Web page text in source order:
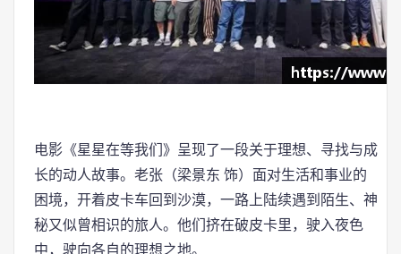
电影《星星在等我们》呈现了一段关于理想、寻找与成
长的动人故事。老张（梁景东 饰）面对生活和事业的
困境，开着皮卡车回到沙漠，一路上陆续遇到陌生、神
秘又似曾相识的旅人。他们挤在破皮卡里，驶入夜色
中，驶向各自的理想之地。